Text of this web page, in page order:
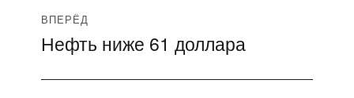
ВПЕРЁД
Следующая
Нефть ниже 61 доллара